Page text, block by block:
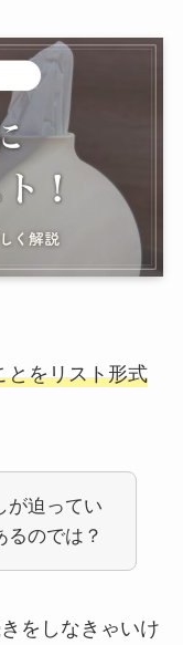
とをリスト形式
が迫ってい
るのでは？
をしなきゃいけ